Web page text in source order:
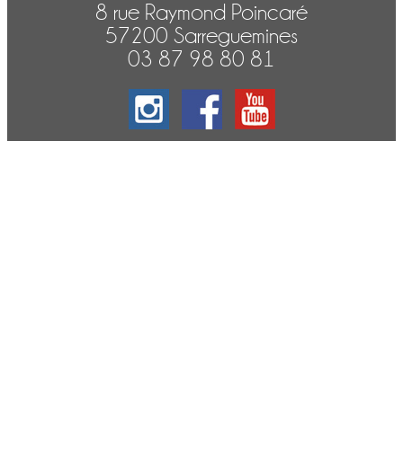
8 rue Raymond Poincaré
57200 Sarreguemines
03 87 98 80 81